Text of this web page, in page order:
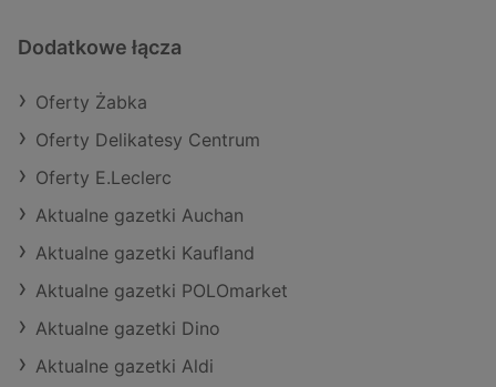
Dodatkowe łącza
Oferty Żabka
Oferty Delikatesy Centrum
Oferty E.Leclerc
Aktualne gazetki Auchan
Aktualne gazetki Kaufland
Aktualne gazetki POLOmarket
Aktualne gazetki Dino
Aktualne gazetki Aldi